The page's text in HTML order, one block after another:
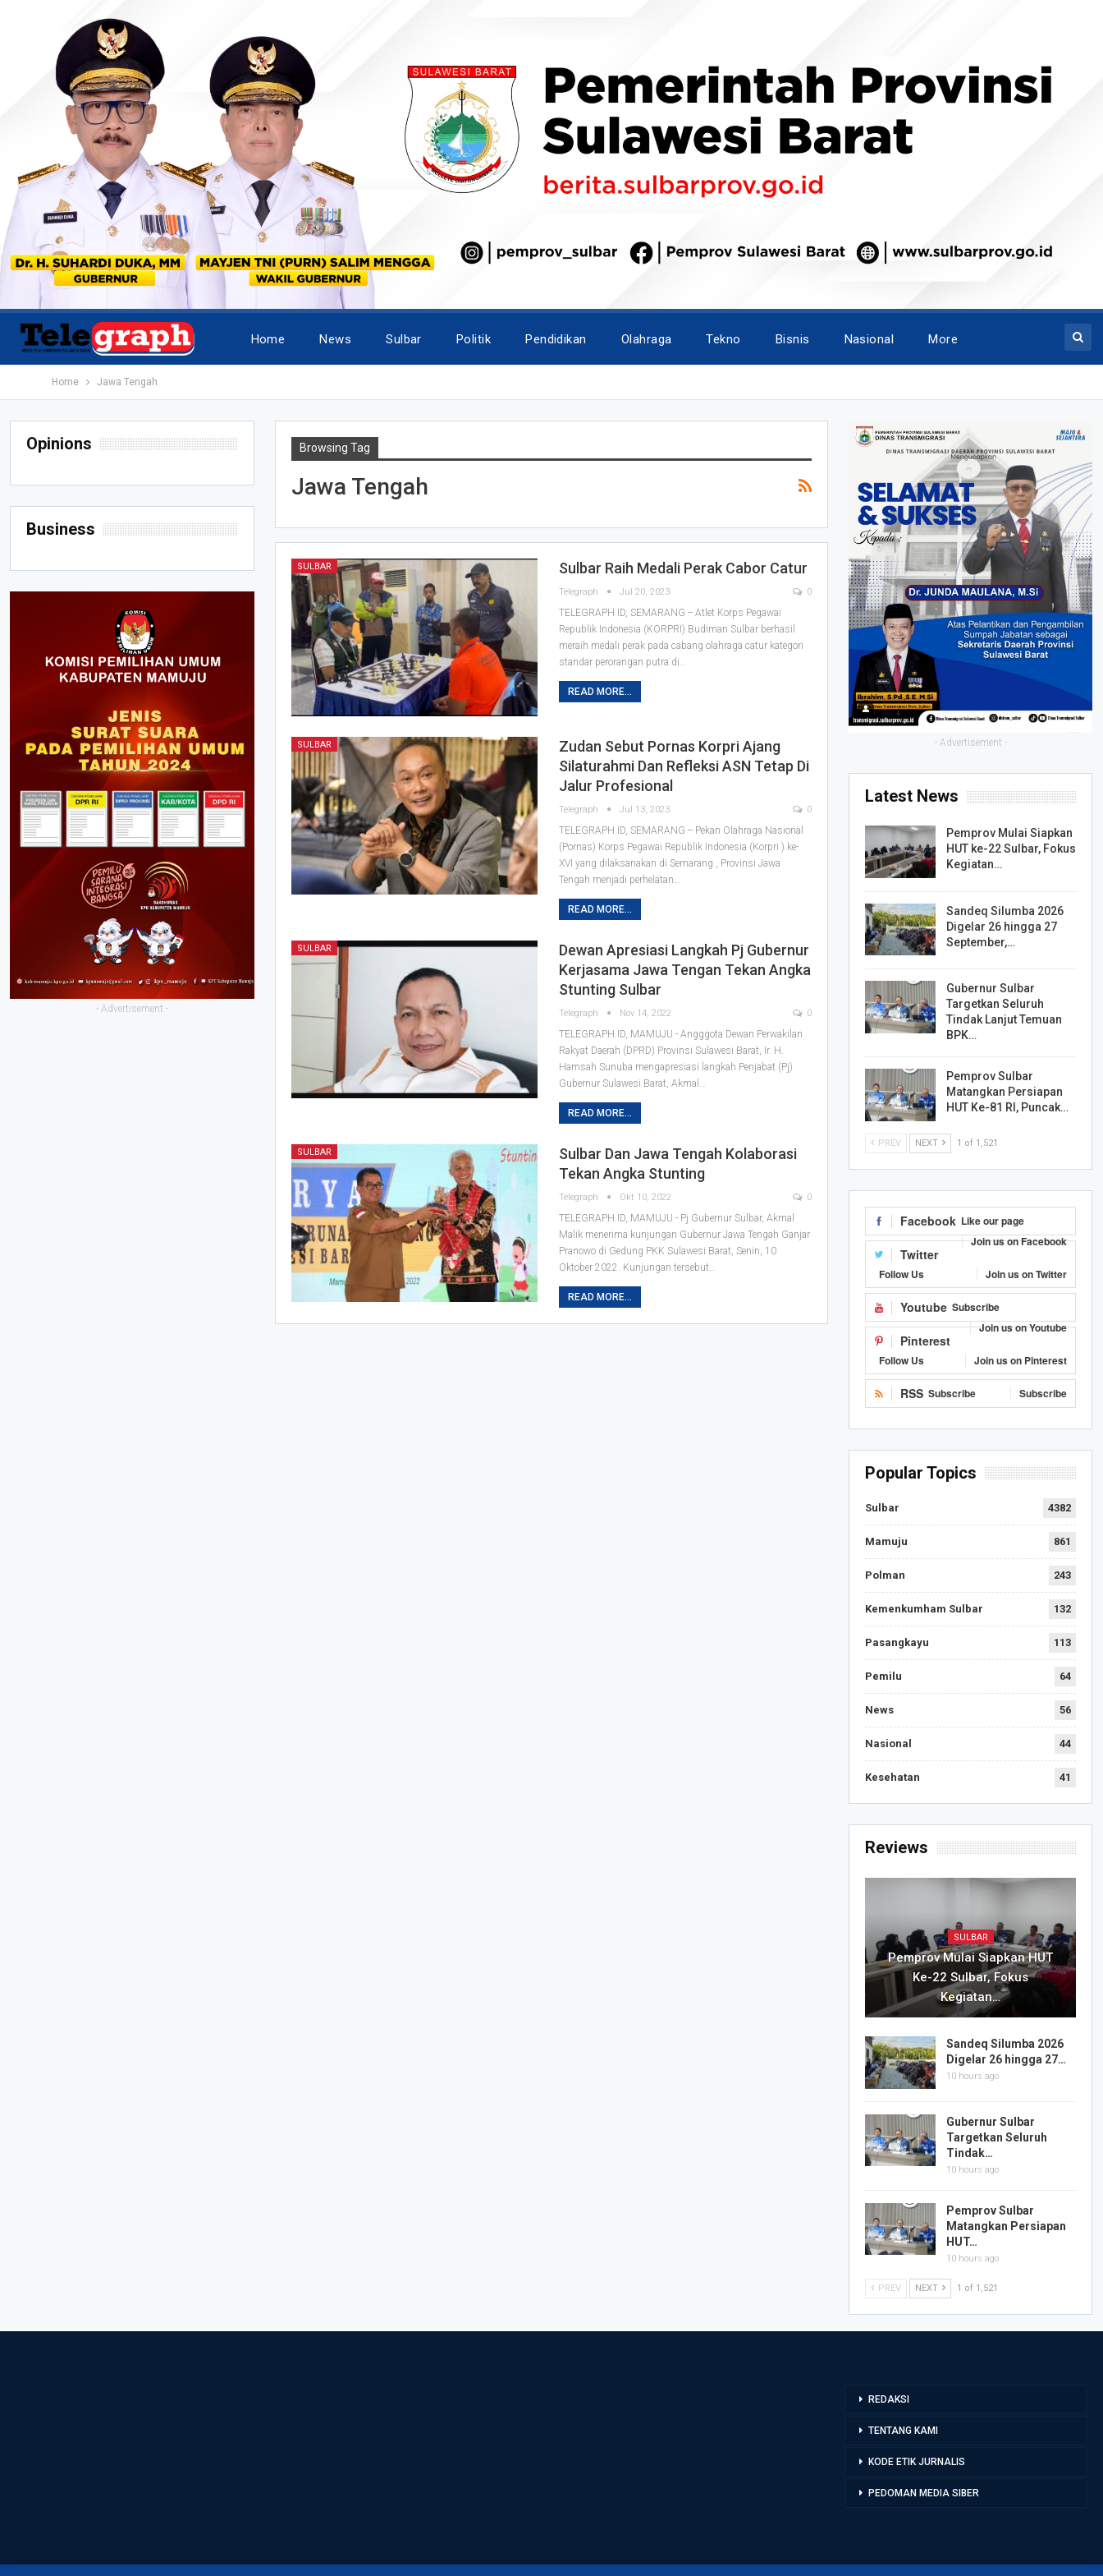
Home News Sulbar Politik Pendidikan Olahraga Tekno Bisnis Nasional More
Home Jawa Tengah
Browsing Tag
Jawa Tengah
SULBAR Sulbar Raih Medali Perak Cabor Catur
Telegraph Jul 20, 2023 0
TELEGRAPH.ID, SEMARANG -- Atlet Korps Pegawai
Republik Indonesia (KORPRI) Budiman Sulbar berhasil
meraih medali perak pada cabang olahraga catur kategori
standar perorangan putra di
READ MORE...
SULBAR
Zudan Sebut Pornas Korpri Ajang
Silaturahmi Dan Refleksi ASN Tetap Di
Jalur Profesional
Telegraph Jul 13, 2023 0
TELEGRAPH.ID, SEMARANG -- Pekan Olahraga Nasional
(Pornas) Korps Pegawai Republik Indonesia (Korpri ) ke-
XVI yang dilaksanakan di Semarang , Provinsi Jawa
Tengah menjadi perhelatan
READ MORE...
SULBAR
Dewan Apresiasi Langkah Pj Gubernur
Kerjasama Jawa Tengan Tekan Angka
Stunting Sulbar
Telegraph Nov 14, 2022 0
TELEGRAPH.ID, MAMUJU - Angggota Dewan Perwakilan
Rakyat Daerah (DPRD) Provinsi Sulawesi Barat, Ir. H.
Hamsah Sunuba mengapresiasi langkah Penjabat (Pj)
Gubernur Sulawesi Barat, Akmal
READ MORE...
SULBAR
Sulbar Dan Jawa Tengah Kolaborasi
Tekan Angka Stunting
Telegraph Okt 10, 2022 0
TELEGRAPH.ID, MAMUJU - Pj Gubernur Sulbar, Akmal
Malik menerima kunjungan Gubernur Jawa Tengah Ganjar
Pranowo di Gedung PKK Sulawesi Barat, Senin, 10
Oktober 2022. Kunjungan tersebut
READ MORE...
- Advertisement -
Latest News
Pemprov Mulai Siapkan
HUT ke-22 Sulbar, Fokus
Kegiatan…
Sandeq Silumba 2026
Digelar 26 hingga 27
September,…
Gubernur Sulbar
Targetkan Seluruh
Tindak Lanjut Temuan
BPK…
Pemprov Sulbar
Matangkan Persiapan
HUT Ke-81 RI, Puncak…
PREV NEXT 1 of 1,521
Facebook Like our page
Join us on Facebook
Twitter
Follow Us Join us on Twitter
Youtube Subscribe
Join us on Youtube
Pinterest
Follow Us Join us on Pinterest
RSS Subscribe Subscribe
Popular Topics
Sulbar 4382
Mamuju 861
Polman 243
Kemenkumham Sulbar 132
Pasangkayu 113
Pemilu 64
News 56
Nasional 44
Kesehatan 41
Reviews
SULBAR
Pemprov Mulai Siapkan HUT
Ke-22 Sulbar, Fokus
Kegiatan…
Sandeq Silumba 2026
Digelar 26 hingga 27…
10 hours ago
Gubernur Sulbar
Targetkan Seluruh
Tindak…
10 hours ago
Pemprov Sulbar
Matangkan Persiapan
HUT…
10 hours ago
PREV NEXT 1 of 1,521
Opinions
Business
- Advertisement -
REDAKSI
TENTANG KAMI
KODE ETIK JURNALIS
PEDOMAN MEDIA SIBER